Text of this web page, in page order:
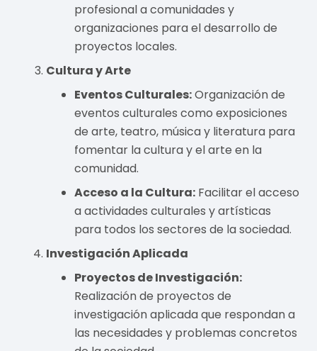
profesional a comunidades y
organizaciones para el desarrollo de
proyectos locales.
Cultura y Arte
Eventos Culturales:Organización de
eventos culturales como exposiciones
de arte, teatro, música y literatura para
fomentar la cultura y el arte en la
comunidad.
Acceso a la Cultura: Facilitar el acceso
a actividades culturales y artísticas
para todos los sectores de la sociedad.
Investigación Aplicada
Proyectos de Investigación:
Realización de proyectos de
investigación aplicada que respondan a
las necesidades y problemas concretos